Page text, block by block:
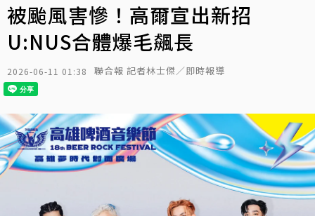
被颱風害慘！高爾宣出新招
U:NUS合體爆毛飆長
2026-06-11 01:38 聯合報 記者林士傑／即時報導